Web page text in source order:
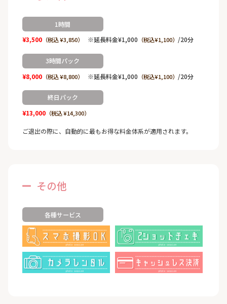
1時間
¥3,500（税込 ¥3,850） ※延長料金¥1,000 （税込¥1,100） /20分
3時間パック
¥8,000（税込 ¥8,800） ※延長料金¥1,000 （税込¥1,100） /20分
終日パック
¥13,000（税込 ¥14,300）
ご退出の際に、自動的に最もお得な料金体系が適用されます。
その他
各種サービス